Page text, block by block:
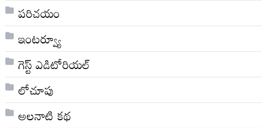
పరిచయం
ఇంటర్వ్యూ
గెస్ట్ ఎడిటోరియల్
లోచూపు
అల‌నాటి క‌థ‌